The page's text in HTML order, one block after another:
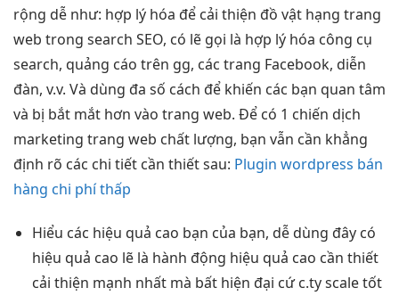
rộng dễ như: hợp lý hóa để cải thiện đồ vật hạng trang
web trong search SEO, có lẽ gọi là hợp lý hóa công cụ
search, quảng cáo trên gg, các trang Facebook, diễn
đàn, v.v. Và dùng đa số cách để khiến các bạn quan tâm
và bị bắt mắt hơn vào trang web. Để có 1 chiến dịch
marketing trang web chất lượng, bạn vẫn cần khẳng
định rõ các chi tiết cần thiết sau: Plugin wordpress bán
hàng chi phí thấp
Hiểu các hiệu quả cao bạn của bạn, dễ dùng đây có
hiệu quả cao lẽ là hành động hiệu quả cao cần thiết
cải thiện mạnh nhất mà bất hiện đại cứ c.tyscale tốt